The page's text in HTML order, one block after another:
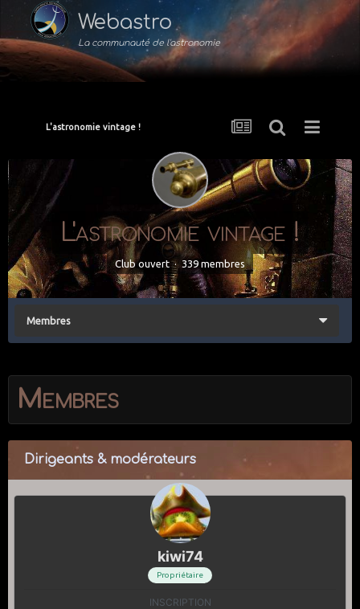
Webastro
La communauté de l'astronomie
L'astronomie vintage !
L'astronomie vintage !
Club ouvert · 339 membres
Membres
Membres
Dirigeants & modérateurs
kiwi74
Propriétaire
INSCRIPTION